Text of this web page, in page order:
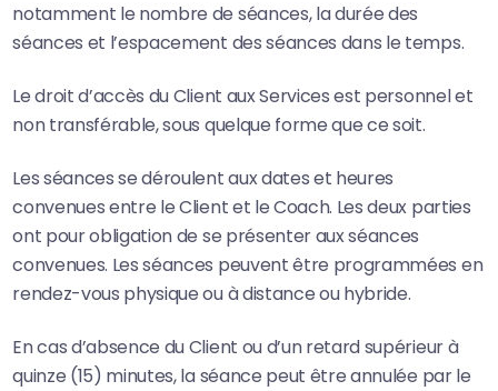
notamment le nombre de séances, la durée des
séances et l’espacement des séances dans le temps.
Le droit d’accès du Client aux Services est personnel et
non transférable, sous quelque forme que ce soit.
Les séances se déroulent aux dates et heures
convenues entre le Client et le Coach. Les deux parties
ont pour obligation de se présenter aux séances
convenues. Les séances peuvent être programmées en
rendez-vous physique ou à distance ou hybride.
En cas d’absence du Client ou d’un retard supérieur à
quinze (15) minutes, la séance peut être annulée par le